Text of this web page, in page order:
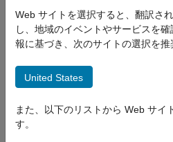
コード検証
Polyspace Bug Finder
Polyspace Bug Finder の結果
MISRA C++:2008 ルール
All declarations of an object or
types
このページをすべて展開する
説明
All declarations of an object or
types
Web サイトを選択すると、翻訳さ
し、地域のイベントやサービスを
報に基づき、次のサイトの選択を推
United States
また、以下のリストから Web サイ
す。